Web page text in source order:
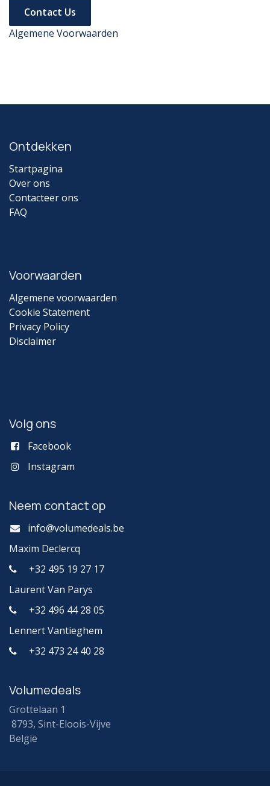
Contact Us
Algemene Voorwaarden
Ontdekken
Startpagina
Over ons
Contacteer ons
FAQ
Voorwaarden
Algemene voorwaarden
Cookie Statement
Privacy Policy
Disclaimer
Volg ons
Facebook
Instagram
Neem contact op
info@volumedeals.be
Maxim Declercq
+32 495 19 27 17
Laurent Van Parys
+32 496 44 28 05
Lennert Vantieghem
+32 473 24 40 28
Volumedeals
Grottelaan 1
8793, Sint-Eloois-Vijve
België